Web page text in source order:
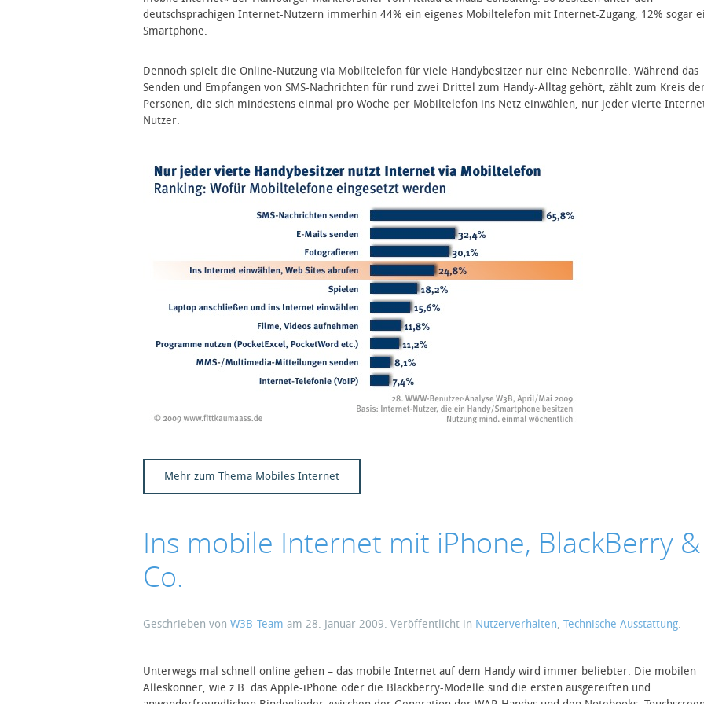
und
mangelnder
ab
deutschsprachigen Internet-Nutzern immerhin 44% ein eigenes Mobiltelefon mit Internet-Zugang, 12% sogar
Smartphone.
Dennoch spielt die Online-Nutzung via Mobiltelefon für viele Handybesitzer nur eine Nebenrolle. Während das
Senden und Empfangen von SMS-Nachrichten für rund zwei Drittel zum Handy-Alltag gehört, zählt zum Kreis
Personen, die sich mindestens einmal pro Woche per Mobiltelefon ins Netz einwählen, nur jeder vierte
Nutzer.
Mehr zum Thema Mobiles Internet
Ins mobile Internet mit iPhone, BlackBerry &
Co.
Geschrieben von W3B-Team am 28. Januar 2009. Veröffentlicht in Nutzerverhalten, Technische Ausstattung.
Unterwegs mal schnell online gehen – das mobile Internet auf dem Handy wird immer beliebter. Die mobilen
Alleskönner, wie z.B. das Apple-iPhone oder die Blackberry-Modelle sind die ersten ausgereiften und